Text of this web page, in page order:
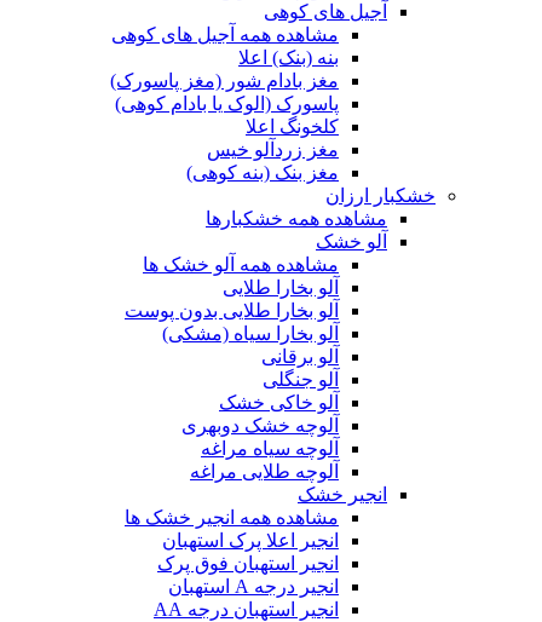
آجیل های کوهی
مشاهده همه آجیل های کوهی
بنه (بنک) اعلا
مغز بادام شور (مغز پاسورک)
پاسورک (الوک یا بادام کوهی)
کلخونگ اعلا
مغز زردآلو خیس
مغز بنک (بنه کوهی)
خشکبار ارزان
مشاهده همه خشکبارها
آلو خشک
مشاهده همه آلو خشک ها
آلو بخارا طلایی
آلو بخارا طلایی بدون پوست
آلو بخارا سیاه (مشکی)
آلو برقانی
آلو جنگلی
آلو خاکی خشک
آلوچه خشک دوبهری
آلوچه سیاه مراغه
آلوچه طلایی مراغه
انجیر خشک
مشاهده همه انجیر خشک ها
انجیر اعلا پرک استهبان
انجیر استهبان فوق پرک
انجیر درجه A استهبان
انجیر استهبان درجه AA